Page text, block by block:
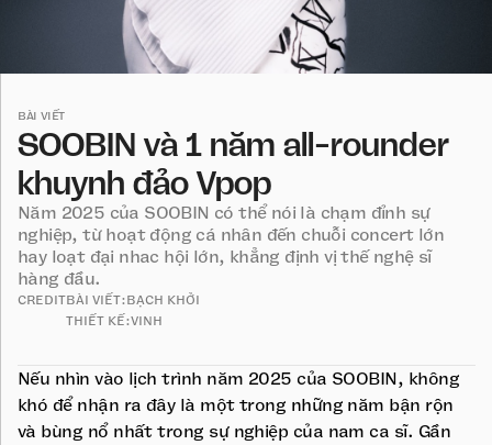
CREDITBÀI VIẾT:BẠCH KHỞI
THIẾT KẾ:VINH
BÀI VIẾT
SOOBIN và 1 năm all-rounder
khuynh đảo Vpop
Năm 2025 của SOOBIN có thể nói là chạm đỉnh sự
nghiệp, từ hoạt động cá nhân đến chuỗi concert lớn
hay loạt đại nhac hội lớn, khẳng định vị thế nghệ sĩ
hàng đầu.
Nếu nhìn vào lịch trình năm 2025 của SOOBIN, không
khó để nhận ra đây là một trong những năm bận rộn
và bùng nổ nhất trong sự nghiệp của nam ca sĩ. Gần